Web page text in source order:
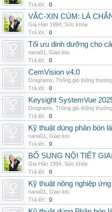
Trả lời:
0
VẮC-XIN CÚM: LÁ
Gia Hân 1994 Sức khỏe
Trả lời:
0
Tối ưu dinh dưỡng cho
nana01
Giao lưu
Trả lời:
0
CemVision v4.0
Drograms Thông gió thông
Trả lời:
0
Keysight SystemVue
Drograms Thông gió thông
Trả lời:
0
Kỹ thuật dùng phân bón
nana01
Giao lưu
Trả lời:
0
BỔ SUNG NỘI TIẾT
Gia Hân 1994 Sức khỏe
Trả lời:
0
Kỹ thuật nông nghiệp
nana01
Giao lưu
Trả lời:
0